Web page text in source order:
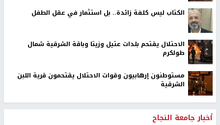
الكتاب ليس كلفة زائدة.. بل استثمار في عقل الطفل
الاحتلال يقتحم بلدات عتيل وزيتا وباقة الشرقية شمال
طولكرم
مستوطنون إرهابيون وقوات الاحتلال يقتحمون قرية اللبن
الشرقية
أخبار جامعة النجاح